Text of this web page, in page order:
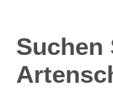
Suchen